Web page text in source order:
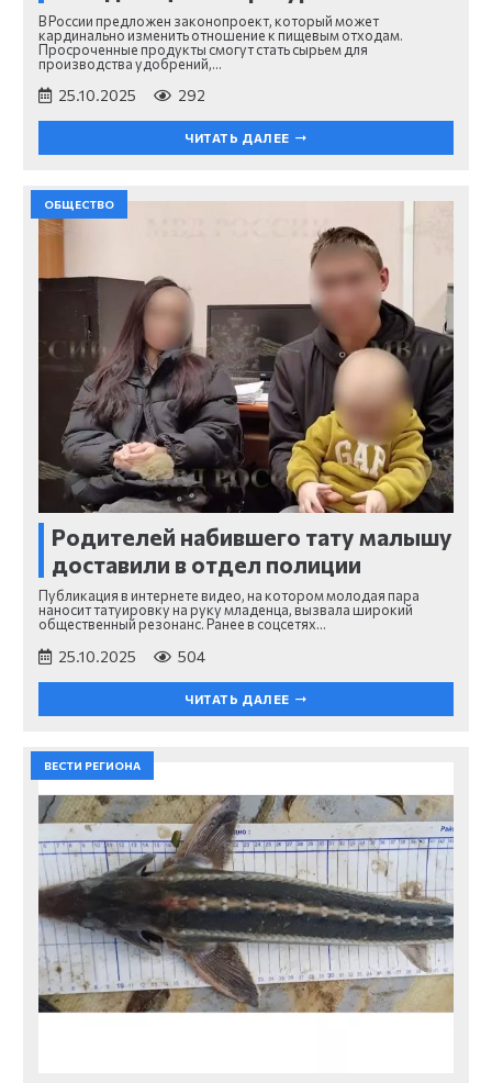
В России предложен законопроект, который может
кардинально изменить отношение к пищевым отходам.
Просроченные продукты смогут стать сырьем для
производства удобрений,…
25.10.2025 292
ЧИТАТЬ ДАЛЕЕ
ОБЩЕСТВО
Родителей набившего тату малышу
доставили в отдел полиции
Публикация в интернете видео, на котором молодая пара
наносит татуировку на руку младенца, вызвала широкий
общественный резонанс. Ранее в соцсетях…
25.10.2025 504
ЧИТАТЬ ДАЛЕЕ
ВЕСТИ РЕГИОНА